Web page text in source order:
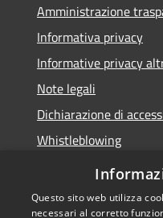
Amministrazione
Informativa privacy
Informative privacy
Note legali
Dichiarazione di
Whistleblowing
Questo sito web utilizza
necessari al corretto